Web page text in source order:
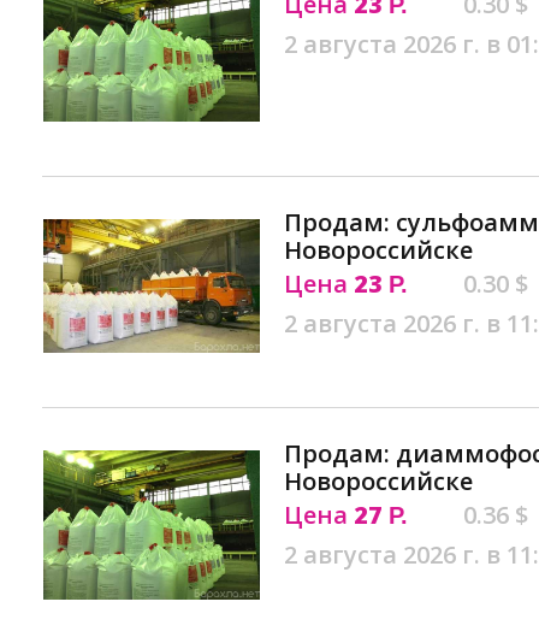
2 августа 2026 г. в
Продам:
Новороссийске
Цена 23 Р.
0.30 $
2 августа 2026 г. в
Продам:
Новороссийске
Цена 27 Р.
0.36 $
2 августа 2026 г. в